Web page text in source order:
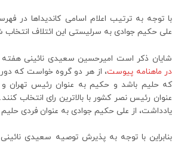
با توجه به ترتیب اعلام اسامی کاندیداها در
علی حکیم جوادی به سرلیستی این ائتلاف
شایان ذکر است امیرحسین سعیدی نائینی
در ماهنامه پیوست، از هر دو گروه خواست که
که حلیم باشد و حکیم به عنوان رئیس تهران
عنوان رئیس نصر کشور با بالاترین رای انتخاب
یادداشت، از علی حکیم جوادی به عنوان فردی
بنابراین با توجه به پذیرش توصیه سعیدی